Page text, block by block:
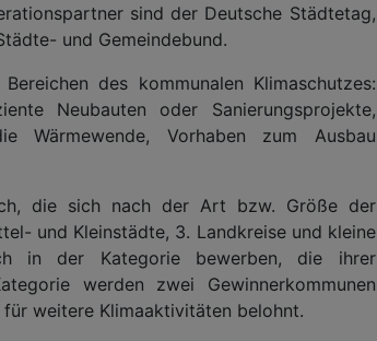
sind der Deutsche Städtetag,
und Gemeindebund.
des kommunalen Klimaschutzes:
Neubauten oder Sanierungsprojekte,
Wärmewende, Vorhaben zum Ausbau
die sich nach der Art bzw. Größe der
und Kleinstädte, 3. Landkreise und kleine
in der Kategorie bewerben, die ihrer
werden zwei Gewinnerkommunen
weitere Klimaaktivitäten belohnt.